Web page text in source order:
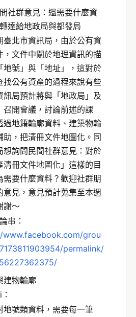
社群意見：還需要什麼資
達給地政局與都發局
臺北市資訊局，由於公有資
，文件中關於地理資訊的描
地號」與「地址」，這對於
找公有資產的過程來說有些
訊局預計將與「地政局」及
召開會議，討論前述的課
過地籍輪廓資料、建築物輪
助，把清冊文件地圖化。同
想詢問民間社群意見：對於
清冊文件地圖化」這樣的目
需要什麼資料？歡迎社群朋
意見，意見預計蒐集至本週
謝～
串：
www.facebook.com/grou
permalink/
建物輪廓
地號類資料，需要每一筆